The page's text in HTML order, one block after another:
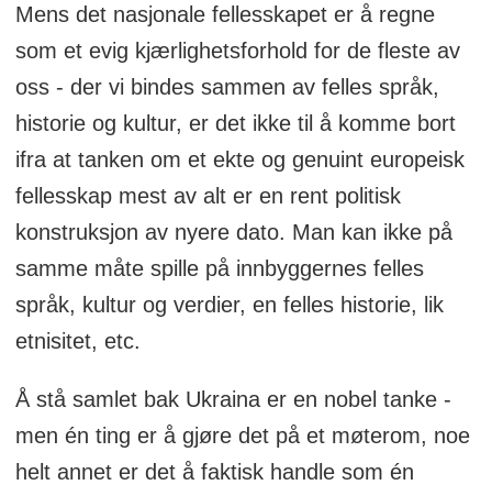
Mens det nasjonale fellesskapet er å regne
som et evig kjærlighetsforhold for de fleste av
oss - der vi bindes sammen av felles språk,
historie og kultur, er det ikke til å komme bort
ifra at tanken om et ekte og genuint europeisk
fellesskap mest av alt er en rent politisk
konstruksjon av nyere dato. Man kan ikke på
samme måte spille på innbyggernes felles
språk, kultur og verdier, en felles historie, lik
etnisitet, etc.
Å stå samlet bak Ukraina er en nobel tanke -
men én ting er å gjøre det på et møterom, noe
helt annet er det å faktisk handle som én